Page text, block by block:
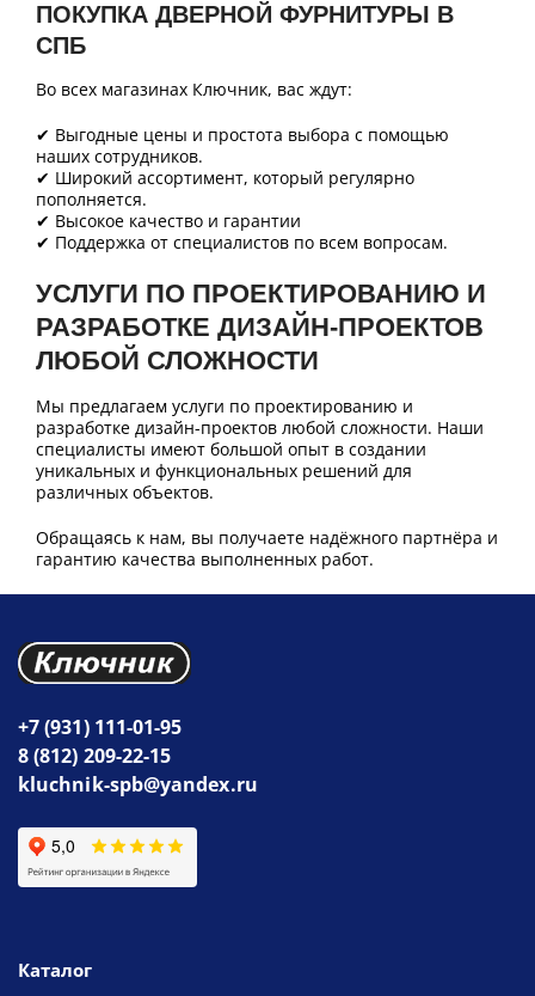
ПОКУПКА ДВЕРНОЙ ФУРНИТУРЫ В
СПБ
Во всех магазинах Ключник, вас ждут:
✔ Выгодные цены и простота выбора с помощью
наших сотрудников.
✔ Широкий ассортимент, который регулярно
пополняется.
✔ Высокое качество и гарантии
✔ Поддержка от специалистов по всем вопросам.
УСЛУГИ ПО ПРОЕКТИРОВАНИЮ И
РАЗРАБОТКЕ ДИЗАЙН-ПРОЕКТОВ
ЛЮБОЙ СЛОЖНОСТИ
Мы предлагаем услуги по проектированию и
разработке дизайн-проектов любой сложности. Наши
специалисты имеют большой опыт в создании
уникальных и функциональных решений для
различных объектов.
Обращаясь к нам, вы получаете надёжного партнёра и
гарантию качества выполненных работ.
+7 (931) 111-01-95
8 (812) 209-22-15
kluchnik-spb@yandex.ru
Каталог